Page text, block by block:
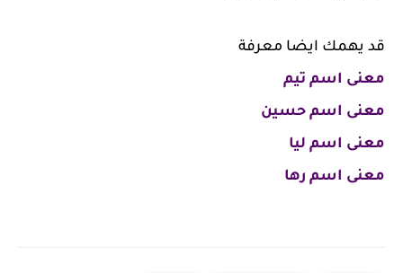
قد يهمك ايضا معرفة
معنى اسم تيم
معنى اسم حسين
معنى اسم ليا
معنى اسم رها